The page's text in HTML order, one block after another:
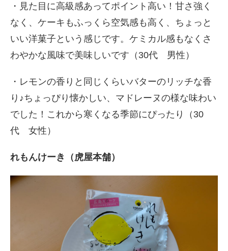
・見た目に高級感あってポイント高い！甘さ強く
なく、ケーキもふっくら空気感も高く、ちょっと
いい洋菓子という感じです。ケミカル感もなくさ
わやかな風味で美味しいです（30代 男性）
・レモンの香りと同じくらいバターのリッチな香
り♪ちょっぴり懐かしい、マドレーヌの様な味わい
でした！これから寒くなる季節にぴったり（30
代 女性）
れもんけーき（虎屋本舗）